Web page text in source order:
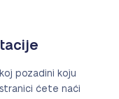
pozadini koju
ćete naći